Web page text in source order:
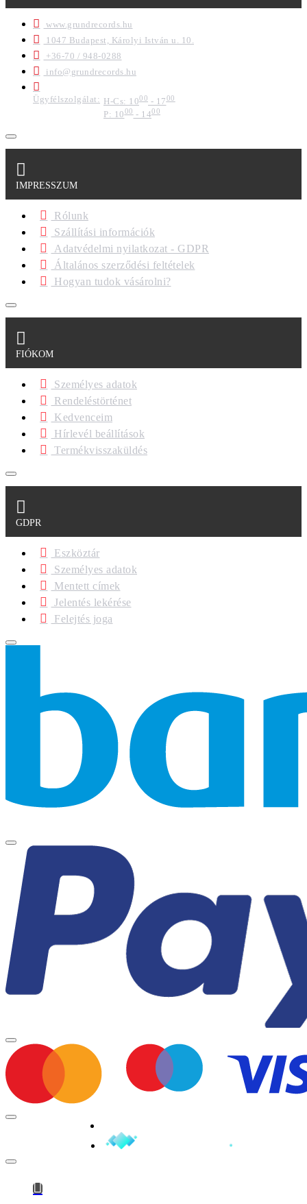
www.grundrecords.hu
1047 Budapest, Károlyi István u. 10.
+36-70 / 948-0288
info@grundrecords.hu
Ügyfélszolgálat: H-Cs: 1000 - 1700
P: 1000- 1400
IMPRESSZUM
Rólunk
Szállítási információk
Adatvédelmi nyilatkozat - GDPR
Általános szerződési feltételek
Hogyan tudok vásárolni?
FIÓKOM
Személyes adatok
Rendeléstörténet
Kedvenceim
Hírlevél beállítások
Termékvisszaküldés
GDPR
Eszköztár
Személyes adatok
Mentett címek
Jelentés lekérése
Felejtés joga